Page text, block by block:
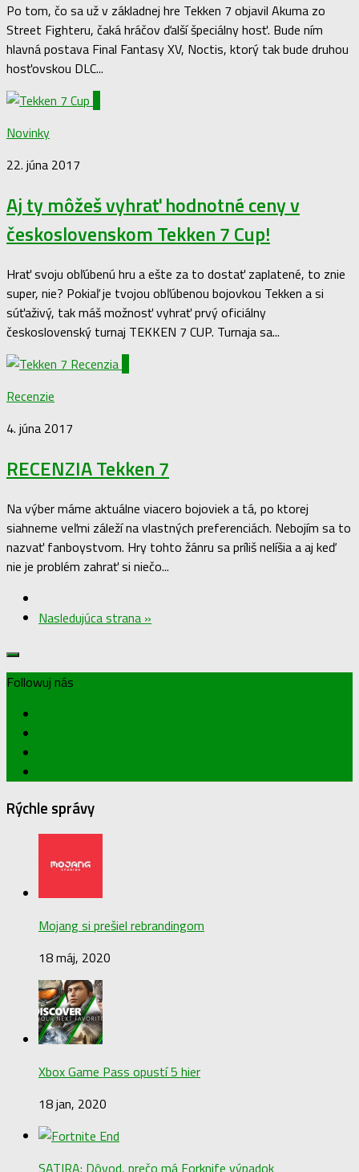
Po tom, čo sa už v základnej hre Tekken 7 objavil Akuma zo
Street Fighteru, čaká hráčov ďalší špeciálny hosť. Bude ním
hlavná postava Final Fantasy XV, Noctis, ktorý tak bude druhou
hosťovskou DLC...
Novinky
22. júna 2017
Aj ty môžeš vyhrať hodnotné ceny v
československom Tekken 7 Cup!
Hrať svoju obľúbenú hru a ešte za to dostať zaplatené, to znie
super, nie? Pokiaľ je tvojou obľúbenou bojovkou Tekken a si
súťaživý, tak máš možnosť vyhrať prvý oficiálny
československý turnaj TEKKEN 7 CUP. Turnaja sa...
Recenzie
4. júna 2017
RECENZIA Tekken 7
Na výber máme aktuálne viacero bojoviek a tá, po ktorej
siahneme veľmi záleží na vlastných preferenciách. Nebojím sa to
nazvať fanboystvom. Hry tohto žánru sa príliš nelíšia a aj keď
nie je problém zahrať si niečo...
Nasledujúca strana »
Followuj nás
Rýchle správy
Mojang si prešiel rebrandingom
18 máj, 2020
Xbox Game Pass opustí 5 hier
18 jan, 2020